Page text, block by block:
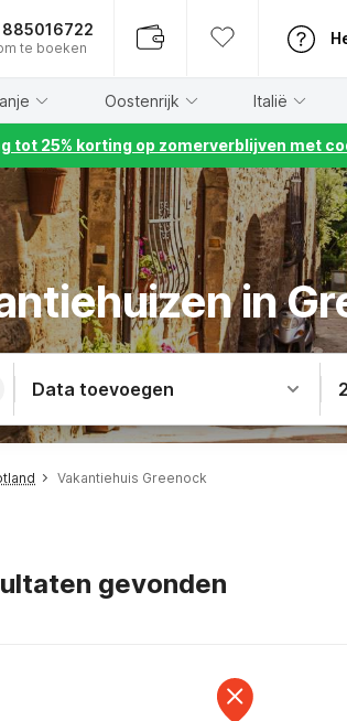
885016722
te boeken
Oostenrijk Italië
tot 25% korting op zomerverblijven met
in
Data toevoegen
Vakantiehuis Greenock
gevonden